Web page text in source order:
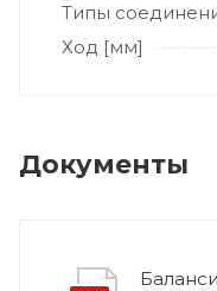
Типы
Ход [мм]
Документы